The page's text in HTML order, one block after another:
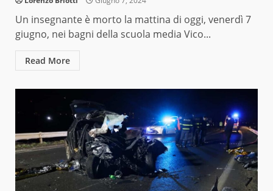
Un insegnante è morto la mattina di oggi, venerdì 7
giugno, nei bagni della scuola media Vico...
Read More